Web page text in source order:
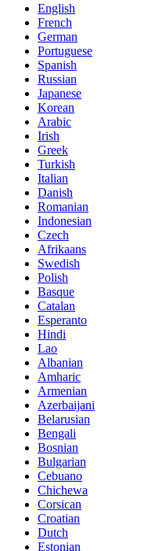
English
French
German
Portuguese
Spanish
Russian
Japanese
Korean
Arabic
Irish
Greek
Turkish
Italian
Danish
Romanian
Indonesian
Czech
Afrikaans
Swedish
Polish
Basque
Catalan
Esperanto
Hindi
Lao
Albanian
Amharic
Armenian
Azerbaijani
Belarusian
Bengali
Bosnian
Bulgarian
Cebuano
Chichewa
Corsican
Croatian
Dutch
Estonian